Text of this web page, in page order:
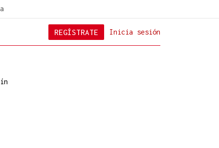
Inicia sesión
REGÍSTRATE